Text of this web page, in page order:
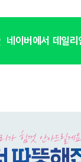
네이버에서 데일